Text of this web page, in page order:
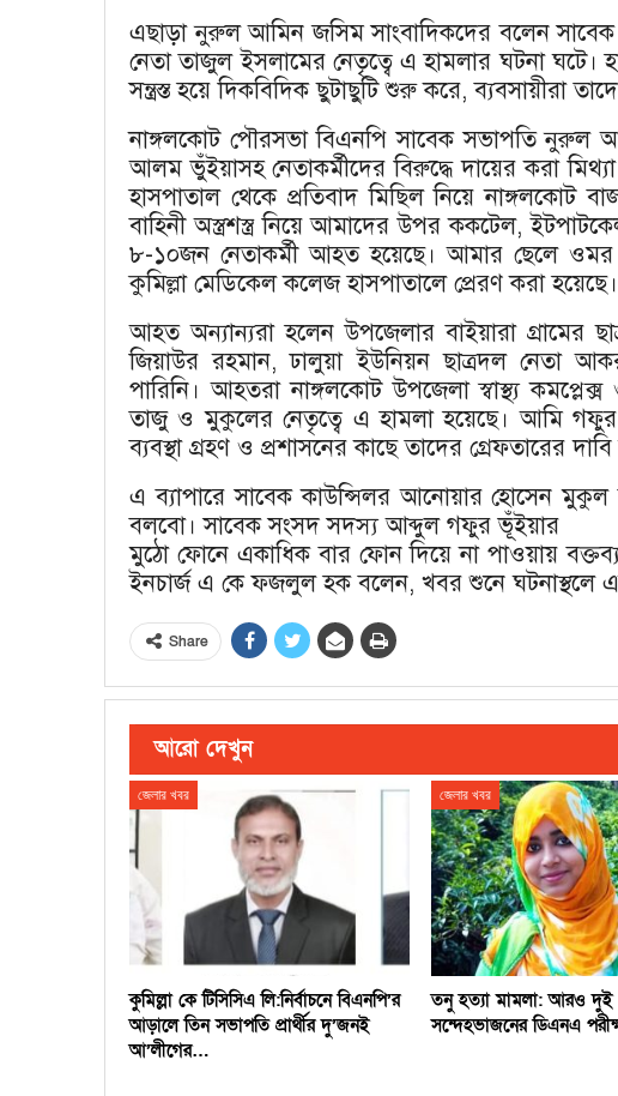
এছাড়া নুরুল আমিন জসিম সাংবাদিকদের বলেন
নেতা তাজুল ইসলামের নেতৃত্বে এ হামলার ঘটনা ঘটে।
সন্ত্রস্ত হয়ে দিকবিদিক ছুটাছুটি শুরু করে, ব্যবসায়ীরা
নাঙ্গলকোট পৌরসভা বিএনপি সাবেক সভাপতি নুরুল
আলম ভুঁইয়াসহ নেতাকর্মীদের বিরুদ্ধে দায়ের করা
হাসপাতাল থেকে প্রতিবাদ মিছিল নিয়ে নাঙ্গলকোট
বাহিনী অস্ত্রশস্ত্র নিয়ে আমাদের উপর ককটেল,
৮-১০জন নেতাকর্মী আহত হয়েছে। আমার ছেলে
কুমিল্লা মেডিকেল কলেজ হাসপাতালে প্রেরণ করা হয়েছে।
আহত অন্যান্যরা হলেন উপজেলার বাইয়ারা গ্রামের
জিয়াউর রহমান, ঢালুয়া ইউনিয়ন ছাত্রদল নেতা
পারিনি। আহতরা নাঙ্গলকোট উপজেলা স্বাস্থ্য কমপ্লেক্স
তাজু ও মুকুলের নেতৃত্বে এ হামলা হয়েছে। আমি গফুর
ব্যবস্থা গ্রহণ ও প্রশাসনের কাছে তাদের গ্রেফতারের
এ ব্যাপারে সাবেক কাউন্সিলর আনোয়ার হোসেন
বলবো। সাবেক সংসদ সদস্য আব্দুল গফুর ভূঁইয়ার
মুঠো ফোনে একাধিক বার ফোন দিয়ে না পাওয়ায়
ইনচার্জ এ কে ফজলুল হক বলেন, খবর শুনে ঘটনাস্থলে
Share
আরো দেখুন
জেলার খবর
কুমিল্লা কে টিসিসিএ লি:নির্বাচনে বিএনপি’র
আড়ালে তিন সভাপতি প্রার্থীর দু’জনই
আ’লীগের…
জেলার খবর
তনু হত্যা মামলা: আরও দুই
সন্দেহভাজনের ডিএনএ